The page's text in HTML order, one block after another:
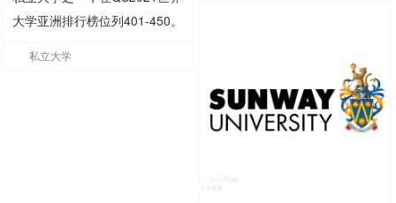
大学亚洲排行榜位列401-450。
私立大学